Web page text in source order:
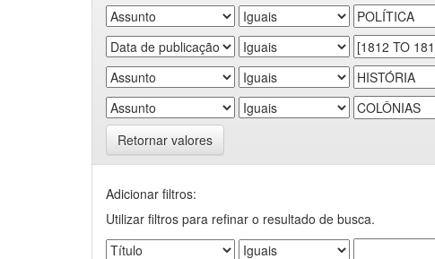
Retornar valores
Adicionar filtros:
Utilizar filtros para refinar o resultado de busca.